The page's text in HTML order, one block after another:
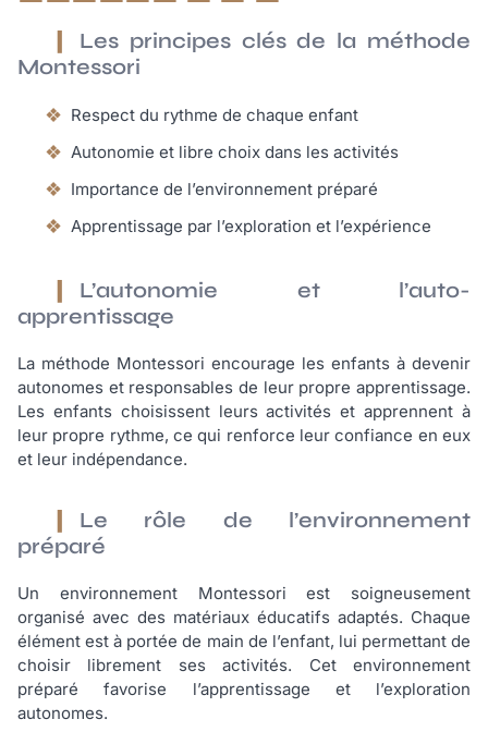
Les principes clés de la méthode
Montessori
Respect du rythme de chaque enfant
Autonomie et libre choix dans les activités
Importance de l’environnement préparé
Apprentissage par l’exploration et l’expérience
L’autonomie et l’auto-
apprentissage
La méthode Montessori encourage les enfants à devenir
autonomes et responsables de leur propre apprentissage.
Les enfants choisissent leurs activités et apprennent à
leur propre rythme, ce qui renforce leur confiance en eux
et leur indépendance.
Le rôle de l’environnement
préparé
Un environnement Montessori est soigneusement
organisé avec des matériaux éducatifs adaptés. Chaque
élément est à portée de main de l’enfant, lui permettant de
choisir librement ses activités. Cet environnement
préparé favorise l’apprentissage et l’exploration
autonomes.